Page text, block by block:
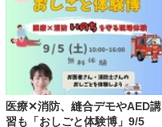
医療✕消防、縫合デモやAED講
習も「おしごと体験博」9/5